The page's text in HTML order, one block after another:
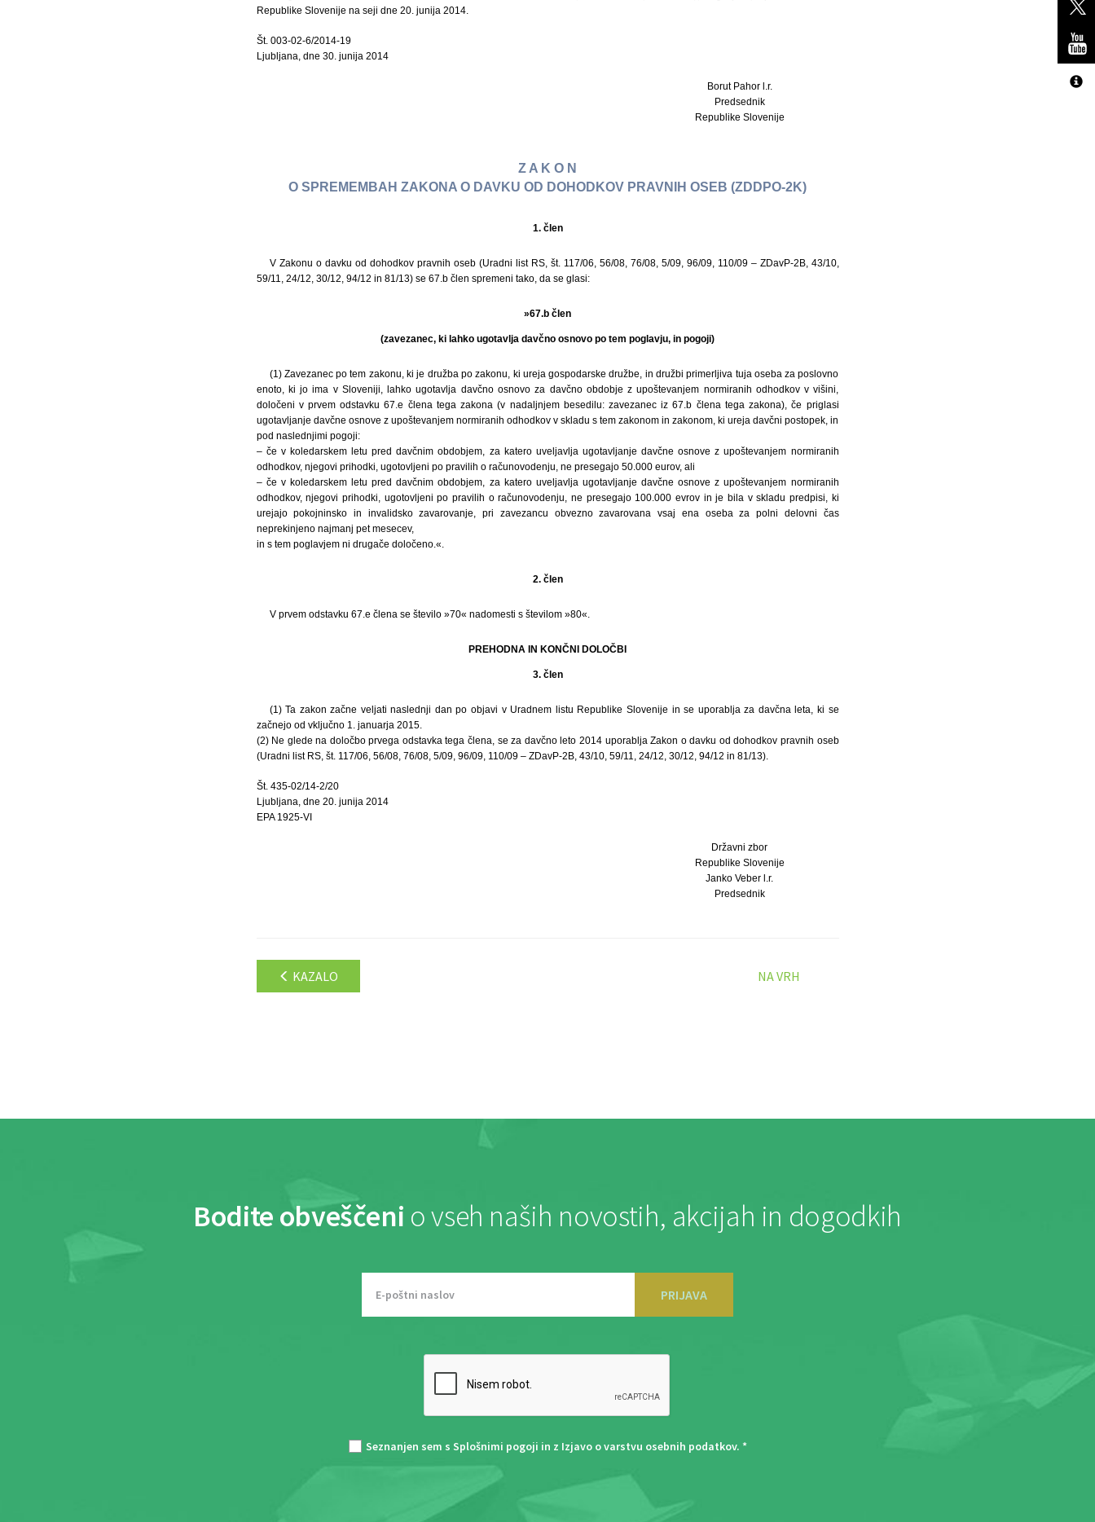
Republike Slovenije na seji dne 20. junija 2014.
Št. 003-02-6/2014-19
Ljubljana, dne 30. junija 2014
Borut Pahor l.r.
Predsednik
Republike Slovenije
Z A K O N
O SPREMEMBAH ZAKONA O DAVKU OD DOHODKOV PRAVNIH OSEB (ZDDPO-2K)
1. člen
V Zakonu o davku od dohodkov pravnih oseb (Uradni list RS, št. 117/06, 56/08, 76/08, 5/09, 96/09, 110/09 – ZDavP-2B, 43/10,
59/11, 24/12, 30/12, 94/12 in 81/13) se 67.b člen spremeni tako, da se glasi:
»67.b člen
(zavezanec, ki lahko ugotavlja davčno osnovo po tem poglavju, in pogoji)
(1) Zavezanec po tem zakonu, ki je družba po zakonu, ki ureja gospodarske družbe, in družbi primerljiva tuja oseba za poslovno
enoto, ki jo ima v Sloveniji, lahko ugotavlja davčno osnovo za davčno obdobje z upoštevanjem normiranih odhodkov v višini,
določeni v prvem odstavku 67.e člena tega zakona (v nadaljnjem besedilu: zavezanec iz 67.b člena tega zakona), če priglasi
ugotavljanje davčne osnove z upoštevanjem normiranih odhodkov v skladu s tem zakonom in zakonom, ki ureja davčni postopek, in
pod naslednjimi pogoji:
– če v koledarskem letu pred davčnim obdobjem, za katero uveljavlja ugotavljanje davčne osnove z upoštevanjem normiranih
odhodkov, njegovi prihodki, ugotovljeni po pravilih o računovodenju, ne presegajo 50.000 eurov, ali
– če v koledarskem letu pred davčnim obdobjem, za katero uveljavlja ugotavljanje davčne osnove z upoštevanjem normiranih
odhodkov, njegovi prihodki, ugotovljeni po pravilih o računovodenju, ne presegajo 100.000 evrov in je bila v skladu predpisi, ki
urejajo pokojninsko in invalidsko zavarovanje, pri zavezancu obvezno zavarovana vsaj ena oseba za polni delovni čas
neprekinjeno najmanj pet mesecev,
in s tem poglavjem ni drugače določeno.«.
2. člen
V prvem odstavku 67.e člena se število »70« nadomesti s številom »80«.
PREHODNA IN KONČNI DOLOČBI
3. člen
(1) Ta zakon začne veljati naslednji dan po objavi v Uradnem listu Republike Slovenije in se uporablja za davčna leta, ki se
začnejo od vključno 1. januarja 2015.
(2) Ne glede na določbo prvega odstavka tega člena, se za davčno leto 2014 uporablja Zakon o davku od dohodkov pravnih oseb
(Uradni list RS, št. 117/06, 56/08, 76/08, 5/09, 96/09, 110/09 – ZDavP-2B, 43/10, 59/11, 24/12, 30/12, 94/12 in 81/13).
Št. 435-02/14-2/20
Ljubljana, dne 20. junija 2014
EPA 1925-VI
Državni zbor
Republike Slovenije
Janko Veber l.r.
Predsednik
KAZALO NA VRH
Bodite obveščeni o vseh naših novostih, akcijah in dogodkih
PRIJAVA
Seznanjen sem s Splošnimi pogoji in z Izjavo o varstvu osebnih podatkov. *